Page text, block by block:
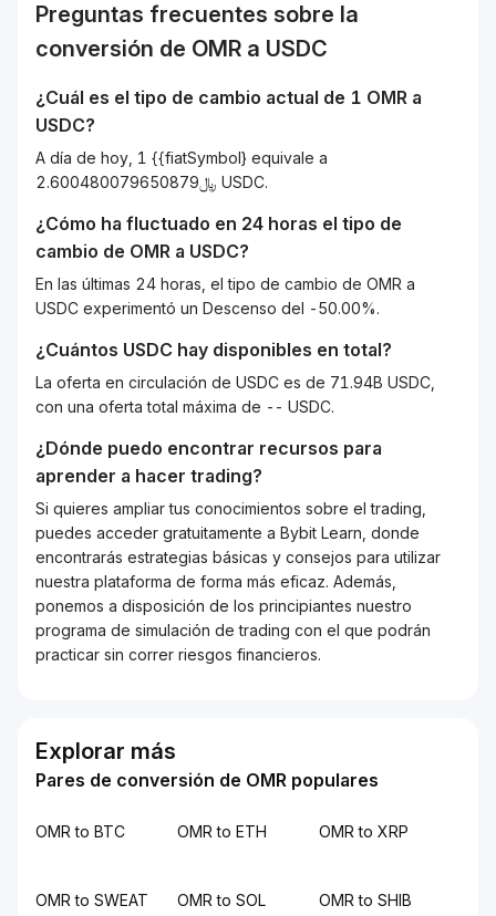
Preguntas frecuentes sobre la
conversión de OMR a USDC
¿Cuál es el tipo de cambio actual de 1 OMR a
USDC?
A día de hoy, 1 {{fiatSymbol} equivale a
﷼2.600480079650879 USDC.
¿Cómo ha fluctuado en 24 horas el tipo de
cambio de OMR a USDC?
En las últimas 24 horas, el tipo de cambio de OMR a
USDC experimentó un Descenso del -50.00%.
¿Cuántos USDC hay disponibles en total?
La oferta en circulación de USDC es de 71.94B USDC,
con una oferta total máxima de -- USDC.
¿Dónde puedo encontrar recursos para
aprender a hacer trading?
Si quieres ampliar tus conocimientos sobre el trading,
puedes acceder gratuitamente a Bybit Learn, donde
encontrarás estrategias básicas y consejos para utilizar
nuestra plataforma de forma más eficaz. Además,
ponemos a disposición de los principiantes nuestro
programa de simulación de trading con el que podrán
practicar sin correr riesgos financieros.
Explorar más
Pares de conversión de OMR populares
OMR to BTC OMR to ETH OMR to XRP
OMR to SWEAT OMR to SOL OMR to SHIB